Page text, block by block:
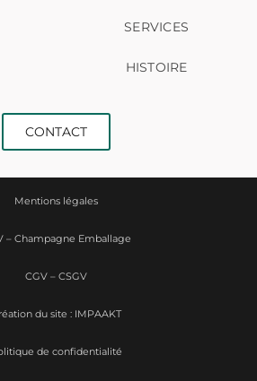
SERVICES
HISTOIRE
CONTACT
Mentions légales
– Champagne Emballage
CGV – CSGV
de confidentialité
du site : IMPAAKT